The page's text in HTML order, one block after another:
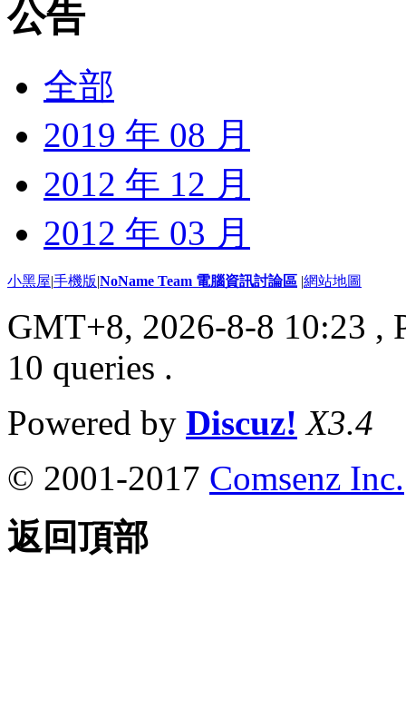
公告
全部
2019 年 08 月
2012 年 12 月
2012 年 03 月
小黑屋|手機版|NoName Team 電腦資訊討論區 |網站地圖
GMT+8, 2026-8-8 10:23 ,
10 queries .
Powered by Discuz! X3.4
© 2001-2017 Comsenz Inc.
返回頂部